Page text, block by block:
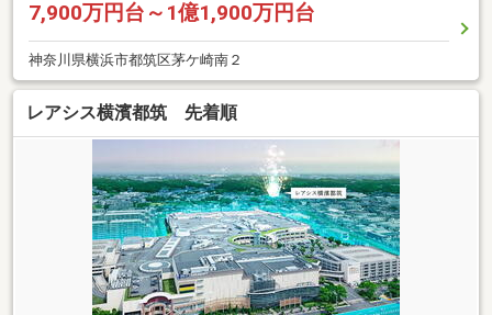
7,900万円台～1億1,900万円台
神奈川県横浜市都筑区茅ケ崎南２
レアシス横濱都筑 先着順